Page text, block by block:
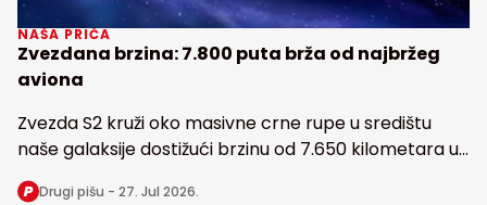
NAŠA PRIČA
Zvezdana brzina: 7.800 puta brža od najbržeg
aviona
Zvezda S2 kruži oko masivne crne rupe u središtu
naše galaksije dostižući brzinu od 7.650 kilometara u
sekundi
Drugi pišu - 27. Jul 2026.